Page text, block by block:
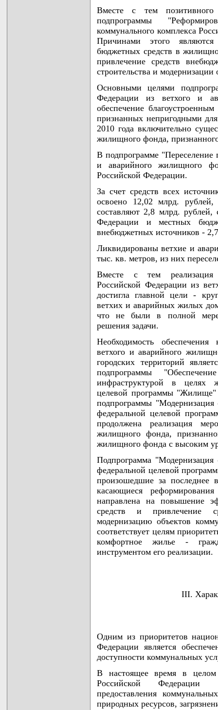
Вместе с тем
подпрограммы
коммунального комплекса
Причинами этого являются
бюджетных средств в
привлечение средств
строительства и
Основными целями
Федерации из ветхого и
обеспечение
признанных непригодными
2010 года включительно
жилищного фонда,
В подпрограмме "Переселение
и аварийного жилищного
Российской Федерации.
За счет средств всех
освоено 12,02 млрд. рублей,
составляют 2,8 млрд. рублей,
Федерации и местных
внебюджетных источников -
Ликвидированы ветхие и
тыс. кв. метров, из них
Вместе с тем реализация
Российской Федерации из
достигла главной цели -
ветхих и аварийных жилых
что не были в полной мере
решения задачи.
Необходимость
ветхого и аварийного
городских территорий
подпрограммы
инфраструктурой в целях
целевой программы
подпрограммы "Модернизация
федеральной целевой
продолжена реализация
жилищного фонда,
жилищного фонда с высоким
Подпрограмма "Модернизация
федеральной целевой
произошедшие за последнее
касающиеся
направлена на повышение
средств и привлечение
модернизацию объектов
соответствует целям
комфортное жилье -
инструментом его реализации.
III.
Одним из приоритетов
Федерации является
доступности коммунальных
В настоящее время в целом
Российской Федерации
предоставления
природных ресурсов,